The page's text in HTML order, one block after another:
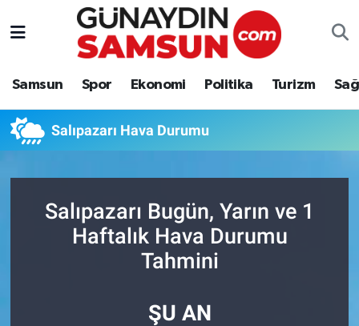
Samsun Spor Ekonomi Politika Turizm
Salıpazarı Hava Durumu
Salıpazarı Bugün, Yarın ve 1
Haftalık Hava Durumu
Tahmini
ŞU AN
Samsun
Ekonomi
Turizm
Nöbetçi Eczaneler
Trafik Durumu
Tüm Manşetler
Son Dakika Haberleri